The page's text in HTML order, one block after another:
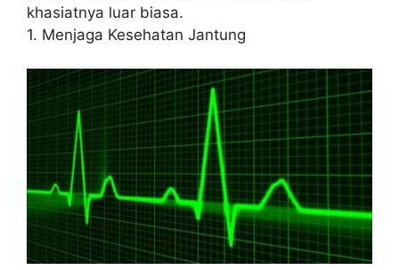
khasiatnya luar biasa.
1. Menjaga Kesehatan Jantung